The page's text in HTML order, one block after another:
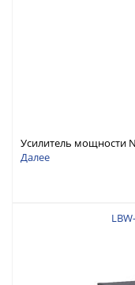
Усилитель мощности
кГц до 250 МГц
Далее